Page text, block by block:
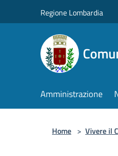
Regione Lombardia
Amministrazione
Home > Vivere il